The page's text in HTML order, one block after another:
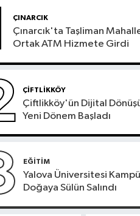
ÇINARCIK
Çınarcık'ta Taşliman
Ortak ATM Hizmete Girdi
ÇİFTLİKKÖY
Çiftlikköy'ün Dijital
Yeni Dönem Başladı
EĞİTİM
Yalova Üniversitesi
Doğaya Sülün Salındı